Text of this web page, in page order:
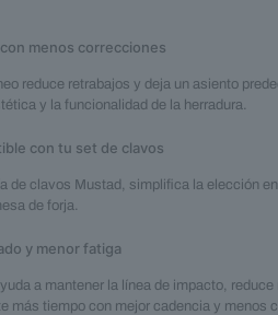
menos correcciones
reduce retrabajos y deja un asiento
y la funcionalidad de la herradura.
con tu set de clavos
de clavos Mustad, simplifica la elección
de forja.
y menor fatiga
a mantener la línea de impacto, reduce
más tiempo con mejor cadencia y menos